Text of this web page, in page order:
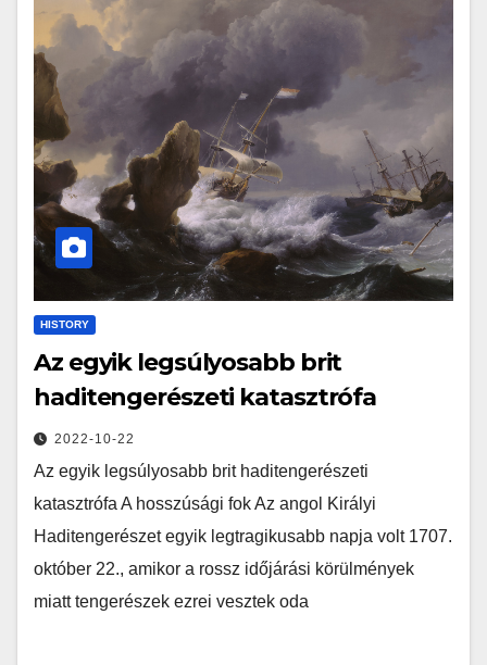
HISTORY
Az egyik legsúlyosabb brit
haditengerészeti katasztrófa
2022-10-22
Az egyik legsúlyosabb brit haditengerészeti
katasztrófa A hosszúsági fok Az angol Királyi
Haditengerészet egyik legtragikusabb napja volt 1707.
október 22., amikor a rossz időjárási körülmények
miatt tengerészek ezrei vesztek oda